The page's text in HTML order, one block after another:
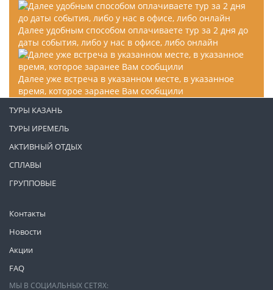
Далее удобным способом оплачиваете тур за 2 дня до
даты события, либо у нас в офисе, либо онлайн
Далее уже встреча в указанном месте, в указанное
время, которое заранее Вам сообщили
Контакты
Новости
Акции
FAQ
ТУРЫ КАЗАНЬ
ТУРЫ ИРЕМЕЛЬ
АКТИВНЫЙ ОТДЫХ
СПЛАВЫ
ГРУППОВЫЕ
МЫ В СОЦИАЛЬНЫХ СЕТЯХ: